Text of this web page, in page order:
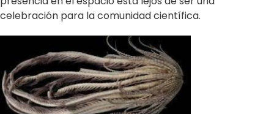
celebración para la comunidad científica.